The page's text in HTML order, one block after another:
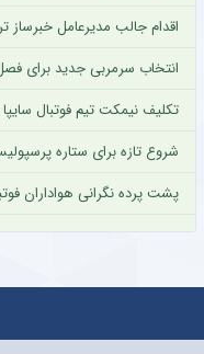
اقدام جالب مدیرعامل خبرساز
انتخاب سرمربی جدید برای
تکلیف نیمکت تیم فوتبال
شروع تازه برای ستاره
پشت پرده نگرانی هواداران